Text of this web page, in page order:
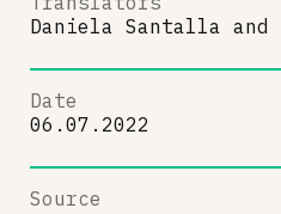
Daniela Santalla and
Date
06.07.2022
Source